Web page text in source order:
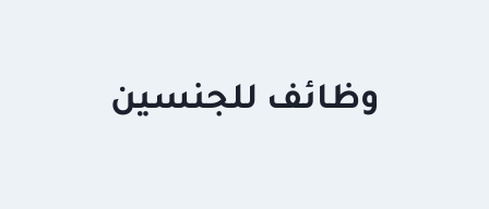
وظائف للجنسين